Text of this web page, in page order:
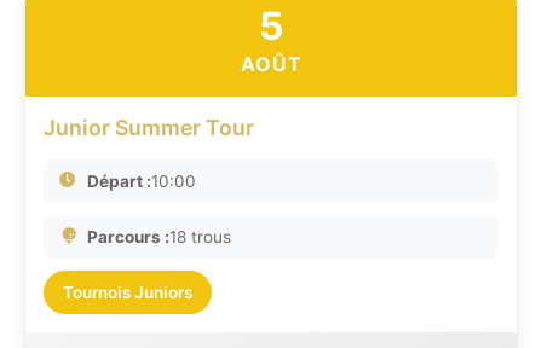
5
AOÛT
Junior Summer Tour
Départ :10:00
Parcours :18 trous
Tournois Juniors